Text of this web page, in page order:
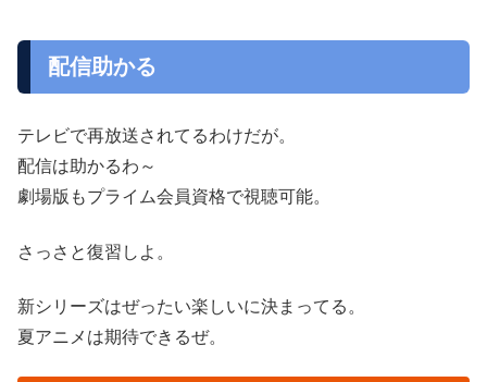
配信助かる
テレビで再放送されてるわけだが。
配信は助かるわ～
劇場版もプライム会員資格で視聴可能。
さっさと復習しよ。
新シリーズはぜったい楽しいに決まってる。
夏アニメは期待できるぜ。